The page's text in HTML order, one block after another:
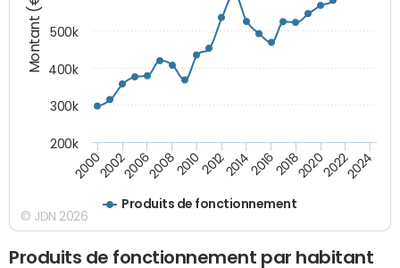
Montant (€)
Produits de fonctionnement
200020022006200820102012201420162018202020222024
200k
300k
400k
500k
© JDN 2026
Produits de fonctionnement par habitant